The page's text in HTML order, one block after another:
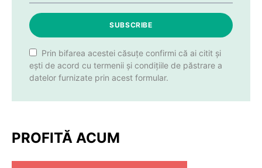
SUBSCRIBE
Prin bifarea acestei căsuțe confirmi că ai citit și
ești de acord cu termenii și condițiile de păstrare a
datelor furnizate prin acest formular.
PROFITĂ ACUM